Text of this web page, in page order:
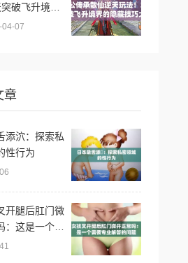
破飞升境界
巧大公开
07
章
添泬：探索私
性行为
开腿后肛门微
：这是一个需
答的问题